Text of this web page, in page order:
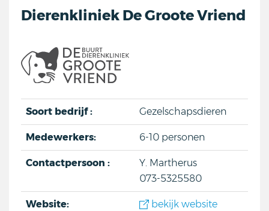
Dierenkliniek De Groote Vriend
Soort bedrijf : Gezelschapsdieren
Medewerkers: 6-10 personen
Contactpersoon :
Y. Martherus
073-5325580
Website: bekijk website